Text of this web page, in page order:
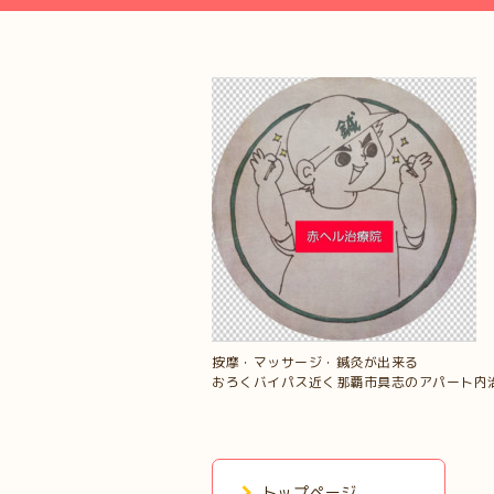
按摩・マッサージ・鍼灸が出来る
おろくバイパス近く那覇市具志のアパート内